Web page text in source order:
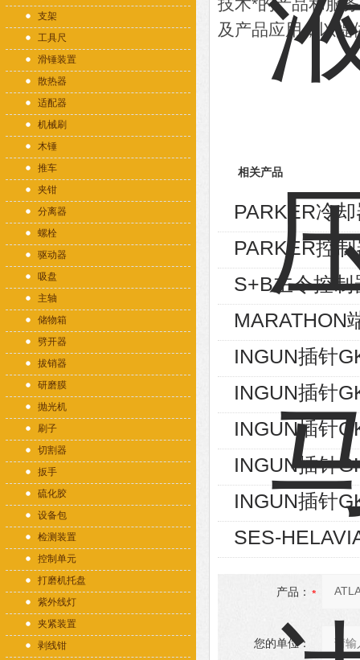
支架
工具尺
滑锤装置
散热器
适配器
机械刷
木锤
推车
夹钳
分离器
螺栓
驱动器
吸盘
主轴
储物箱
劈开器
拔销器
研磨膜
抛光机
刷子
切割器
扳手
硫化胶
设备包
检测装置
控制单元
打磨机托盘
紫外线灯
夹紧装置
剥线钳
技术*的产品和服
及产品应用，以提
相关产品
PARKER冷
PARKER控
S+B主令控
MARATHON
INGUN插针
INGUN插针
INGUN插针
INGUN插针
INGUN插针
SES-
产品：
您的单位：